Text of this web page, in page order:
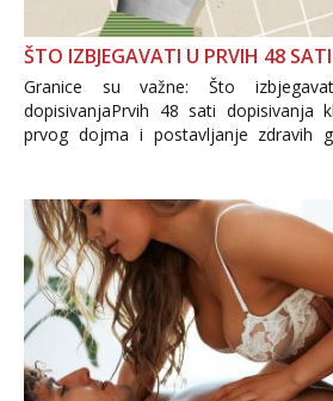
ŠTO IZBJEGAVATI U PRVIH 48
Granice su važne: Što
dopisivanjaPrvih 48 sati dopisivanja
prvog dojma i postavljanje zdravih
Važno je izbjeći prebrzo
informacija, jer nepoznata
povjerenje. Takođe...